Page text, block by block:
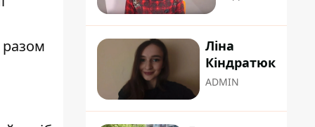
Ліна
Кіндратюк
ADMIN